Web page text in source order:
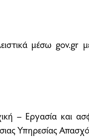
μέσω gov.gr
– Εργασία και
Υπηρεσίας